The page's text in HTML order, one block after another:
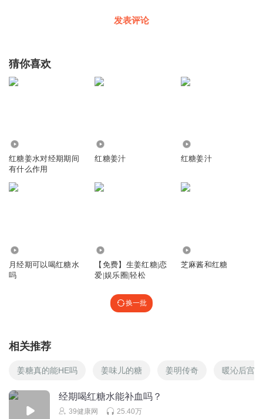
发表评论
猜你喜欢
红糖姜水对经期期间
有什么作用
红糖姜汁 红糖姜汁
月经期可以喝红糖水
吗
【免费】生姜红糖|恋
爱|娱乐圈|轻松
芝麻酱和红糖
换一批
相关推荐
姜糖真的能HE吗 姜味儿的糖 姜明传奇 暖沁后宫
经期喝红糖水能补血吗？
39健康网 25.40万